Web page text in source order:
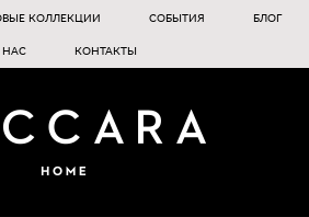
КОЛЛЕКЦИИ СОБЫТИЯ БЛОГ
НАС КОНТАКТЫ